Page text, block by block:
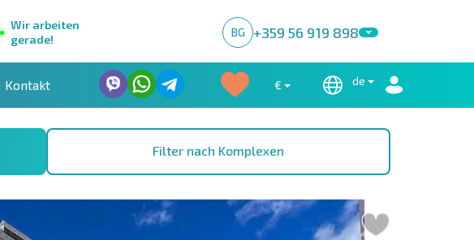
Wir arbeiten
gerade!
BG +359 56 919 898
Kontakt € de
Filter nach Komplexen